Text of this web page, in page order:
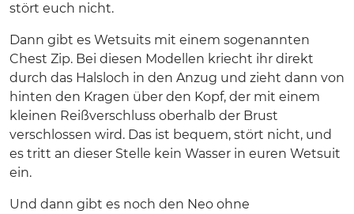
stört euch nicht.
Dann gibt es Wetsuits mit einem sogenannten
Chest Zip. Bei diesen Modellen kriecht ihr direkt
durch das Halsloch in den Anzug und zieht dann von
hinten den Kragen über den Kopf, der mit einem
kleinen Reißverschluss oberhalb der Brust
verschlossen wird. Das ist bequem, stört nicht, und
es tritt an dieser Stelle kein Wasser in euren Wetsuit
ein.
Und dann gibt es noch den Neo ohne